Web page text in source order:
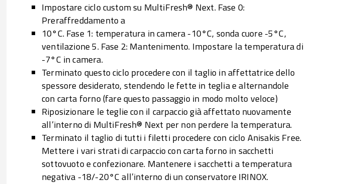
Impostare ciclo custom su MultiFresh® Next. Fase 0:
Preraffreddamento a
10°C. Fase 1: temperatura in camera -10°C, sonda cuore -5°C,
ventilazione 5. Fase 2: Mantenimento. Impostare la temperatura di
-7°C in camera.
Terminato questo ciclo procedere con il taglio in affettatrice dello
spessore desiderato, stendendo le fette in teglia e alternandole
con carta forno (fare questo passaggio in modo molto veloce)
Riposizionare le teglie con il carpaccio già affettato nuovamente
all’interno di MultiFresh® Next per non perdere la temperatura.
Terminato il taglio di tutti i filetti procedere con ciclo Anisakis Free.
Mettere i vari strati di carpaccio con carta forno in sacchetti
sottovuoto e confezionare. Mantenere i sacchetti a temperatura
negativa -18/-20°C all’interno di un conservatore IRINOX.